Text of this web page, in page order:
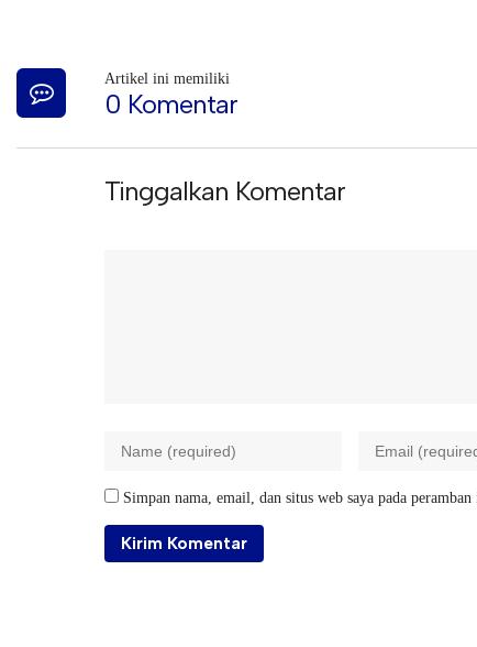
Artikel ini memiliki
0 Komentar
Tinggalkan Komentar
Simpan nama, email, dan situs web saya pada